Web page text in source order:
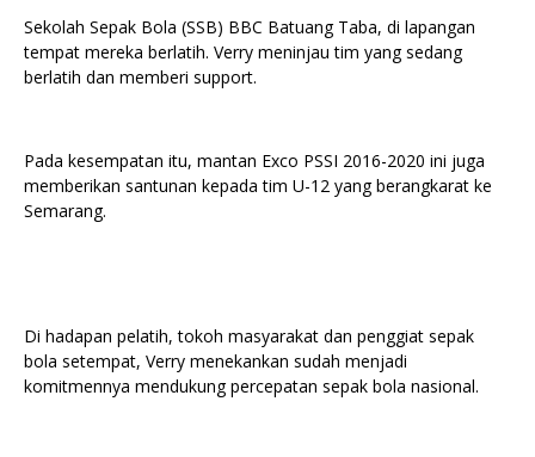
Sekolah Sepak Bola (SSB) BBC Batuang Taba, di lapangan
tempat mereka berlatih. Verry meninjau tim yang sedang
berlatih dan memberi support.
Pada kesempatan itu, mantan Exco PSSI 2016-2020 ini juga
memberikan santunan kepada tim U-12 yang berangkarat ke
Semarang.
Di hadapan pelatih, tokoh masyarakat dan penggiat sepak
bola setempat, Verry menekankan sudah menjadi
komitmennya mendukung percepatan sepak bola nasional.